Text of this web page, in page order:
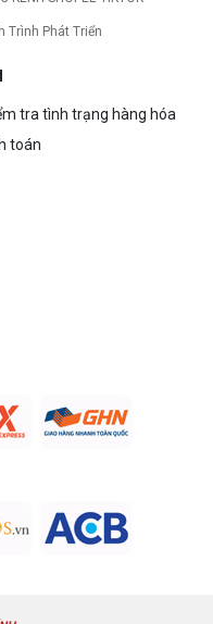
Trình Phát Triển
tra tình trạng hàng hóa
toán